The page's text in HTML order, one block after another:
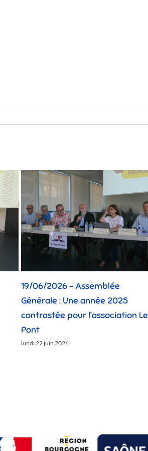
19/06/2026 – Assemblée
Générale : Une année 2025
contrastée pour l’association Le
Pont
lundi 22 juin 2026